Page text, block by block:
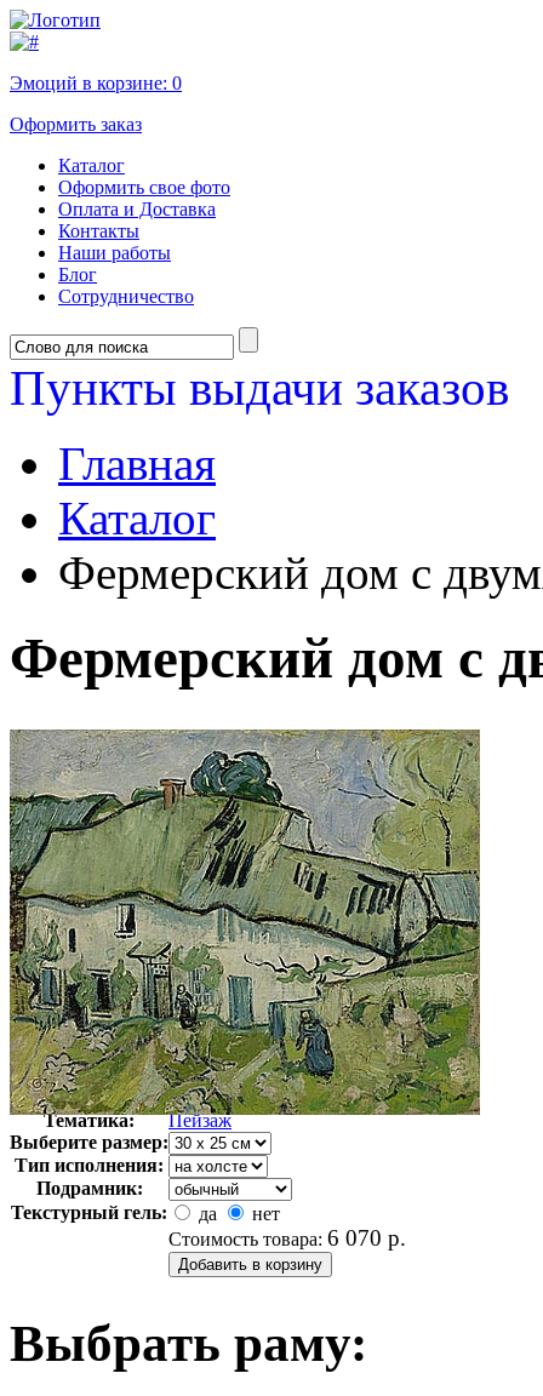
Эмоций в корзине: 0
Оформить заказ
Каталог
Оформить свое фото
Оплата и Доставка
Контакты
Наши работы
Блог
Сотрудничество
Пункты выдачи заказов
Главная
Каталог
Фермерский дом с
Фермерский дом с
Автор:
Ван Гог
Арт-стиль
Импрессионизм
Тематика:
Пейзаж
Выберите размер:
Тип исполнения:
Подрамник:
Текстурный гель:
да
нет
Стоимость товара: 6 070 р.
Выбрать раму: